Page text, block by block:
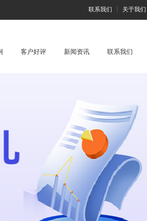
联系我们 关于我们
客户好评 新闻资讯 联系我们